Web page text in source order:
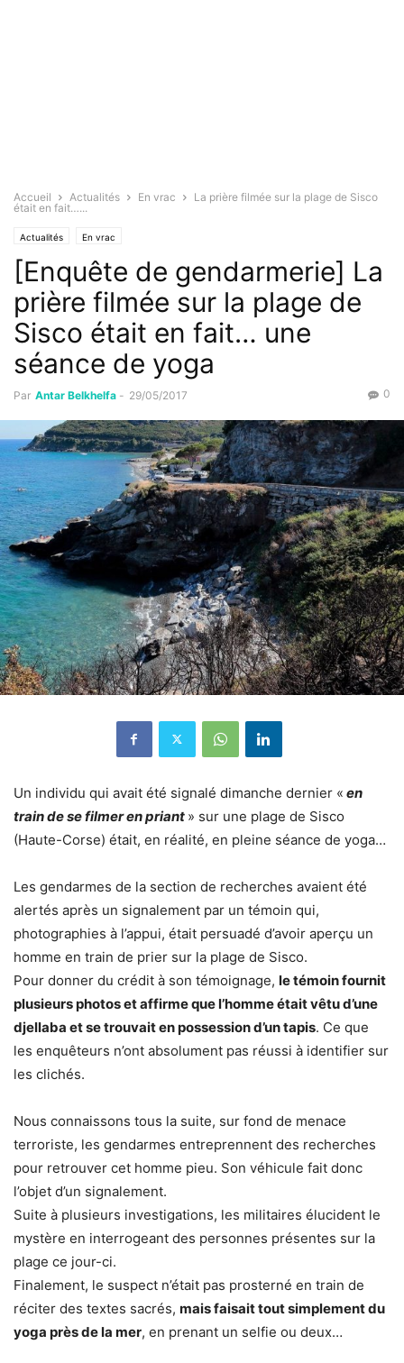
Accueil Actualités En vrac
La prière filmée sur la plage de Sisco
était en fait…...
Actualités En vrac
[Enquête de gendarmerie] La
prière filmée sur la plage de
Sisco était en fait… une
séance de yoga
Par Antar Belkhelfa - 29/05/2017 0
Un individu qui avait été signalé dimanche dernier « en
train de se filmer en priant » sur une plage de Sisco
(Haute-Corse) était, en réalité, en pleine séance de yoga…
Les gendarmes de la section de recherches avaient été
alertés après un signalement par un témoin qui,
photographies à l’appui, était persuadé d’avoir aperçu un
homme en train de prier sur la plage de Sisco.
Pour donner du crédit à son témoignage, le témoin fournit
plusieurs photos et affirme que l’homme était vêtu d’une
djellaba et se trouvait en possession d’un tapis. Ce que
les enquêteurs n’ont absolument pas réussi à identifier sur
les clichés.
Nous connaissons tous la suite, sur fond de menace
terroriste, les gendarmes entreprennent des recherches
pour retrouver cet homme pieu. Son véhicule fait donc
l’objet d’un signalement.
Suite à plusieurs investigations, les militaires élucident le
mystère en interrogeant des personnes présentes sur la
plage ce jour-ci.
Finalement, le suspect n’était pas prosterné en train de
réciter des textes sacrés, mais faisait tout simplement du
yoga près de la mer, en prenant un selfie ou deux…